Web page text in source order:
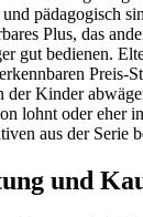
pädagogisch
Plus, das
gut bedienen.
Preis-
der Kinder
lohnt oder eher
aus der Serie
und